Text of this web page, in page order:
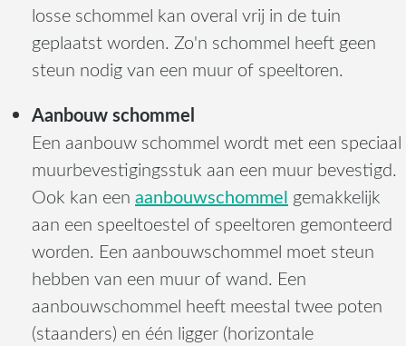
losse schommel kan overal vrij in de tuin
geplaatst worden. Zo'n schommel heeft geen
steun nodig van een muur of speeltoren.
Aanbouw schommel
Een aanbouw schommel wordt met een speciaal
muurbevestigingsstuk aan een muur bevestigd.
Ook kan een aanbouwschommel gemakkelijk
aan een speeltoestel of speeltoren gemonteerd
worden. Een aanbouwschommel moet steun
hebben van een muur of wand. Een
aanbouwschommel heeft meestal twee poten
(staanders) en één ligger (horizontale